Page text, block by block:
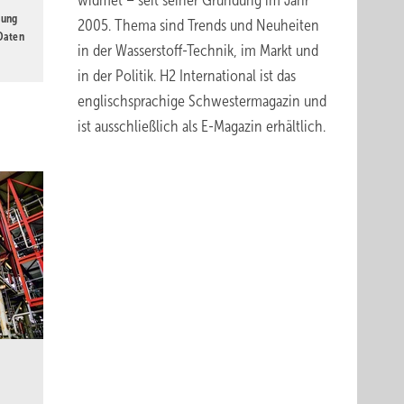
2005. Thema sind Trends und Neuheiten
in der Wasserstoff-Technik, im Markt und
in der Politik. H2 International ist das
englischsprachige Schwestermagazin und
ist ausschließlich als E-Magazin erhältlich.